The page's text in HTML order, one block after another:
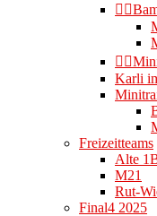
Karli
Freizeitteams
Alte
M21
Rut-
Final4 2025